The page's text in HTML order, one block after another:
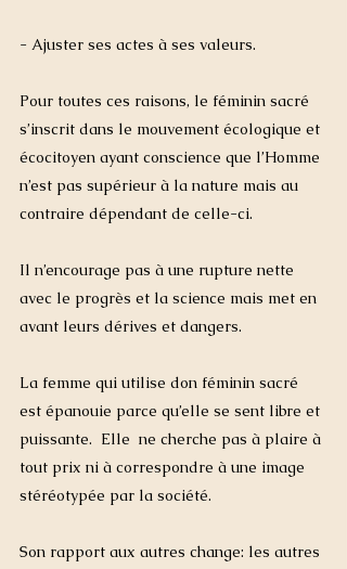
- Ajuster ses actes à ses valeurs.
Pour toutes ces raisons, le féminin sacré
s’inscrit dans le mouvement écologique et
écocitoyen ayant conscience que l’Homme
n’est pas supérieur à la nature mais au
contraire dépendant de celle-ci.
Il n’encourage pas à une rupture nette
avec le progrès et la science mais met en
avant leurs dérives et dangers.
La femme qui utilise don féminin sacré
est épanouie parce qu’elle se sent libre et
puissante.  Elle  ne cherche pas à plaire à
tout prix ni à correspondre à une image
stéréotypée par la société.
Son rapport aux autres change: les autres